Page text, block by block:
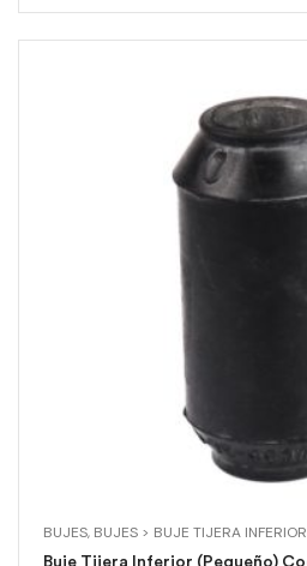
BUJES, BUJES > BUJE TIJERA
Buje